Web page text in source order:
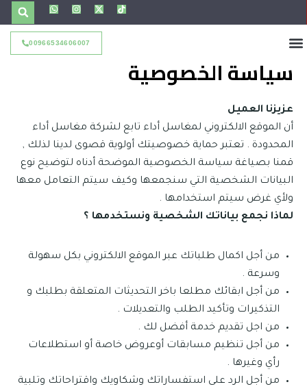
إلى
المحتوى
X
-
w
t
I
n
t
a
g
r
W
h
t
s
a
p
00966534606007
سياسة الخصوصية
عزيزنا العميل
أن الموقع الالكتروني لمغاسل أداء تابع لشركة مغاسل أداء
المحدودة . تعتبر حماية خصوصيتك أولوية قصوى لدينا لذلك ,
قمنا بصياغة سياسة الخصوصية الموضحة أدناه لتوضيح نوع
البيانات الشخصية التي سنجمعها وكيف سيتم التعامل معها
ولأي غرض سيتم استخدامها .
لماذا نجمع بياناتك الشخصية ونستخدمها ؟
من أجل اكمال طلباتك عبر الموقع الالكتروني بكل سهولة
وسرعة .
من أجل ابقائك مطلعا باخر التحديثات المتعلقة بطلبك و
التذكيرات وتأكيد الطلب والتعديلات .
من اجل تقديم خدمة أفضل لك .
من أجل تنظيم مسابقات أوعروض خاصة أو استطلاعات
رأي وغيرها .
من أجل الرد على استفساراتك وشكاويك واقتراحاتك وتلبية